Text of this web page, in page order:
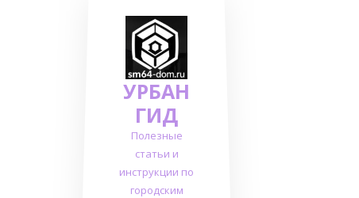
УРБАН
ГИД
Полезные
статьи и
инструкции по
городским